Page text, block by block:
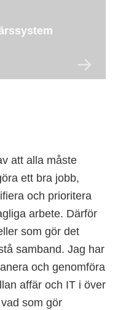
att alla måste
ett bra jobb,
och prioritera
arbete. Därför
som gör det
samband. Jag har
och genomföra
affär och IT i över
som gör